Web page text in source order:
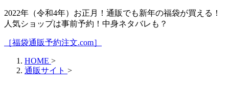
2022年（令和4年）お正月！通販でも新年の福袋が買える！
人気ショップは事前予約！中身ネタバレも？
［福袋通販予約注文.com］
HOME >
通販サイト >